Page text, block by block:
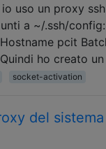
uso un proxy
a ~/.ssh/
pcit
ho creato
socket-activation
del